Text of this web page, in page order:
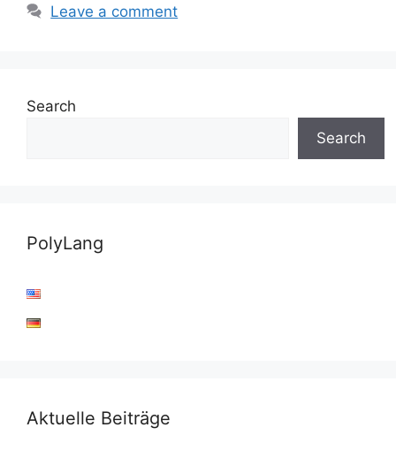
Leave a comment
Search
Search
PolyLang
Aktuelle Beiträge